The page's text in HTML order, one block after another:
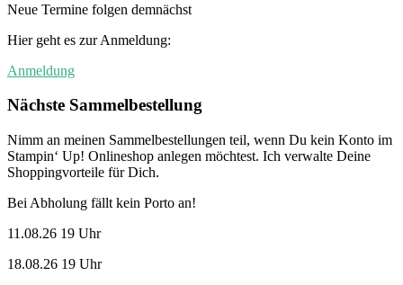
Neue Termine folgen demnächst
Hier geht es zur Anmeldung:
Anmeldung
Nächste Sammelbestellung
Nimm an meinen Sammelbestellungen teil, wenn Du kein Konto im
Stampin‘ Up! Onlineshop anlegen möchtest. Ich verwalte Deine
Shoppingvorteile für Dich.
Bei Abholung fällt kein Porto an!
11.08.26 19 Uhr
18.08.26 19 Uhr